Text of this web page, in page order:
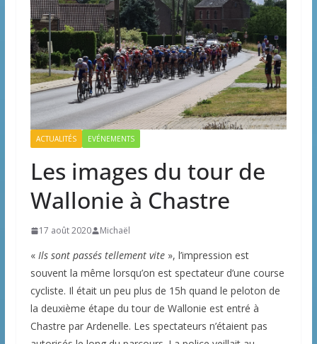
ACTUALITÉS EVÉNEMENTS
Les images du tour de
Wallonie à Chastre
17 août 2020 Michaël
« Ils sont passés tellement vite», l’impression est
souvent la même lorsqu’on est spectateur d’une course
cycliste. Il était un peu plus de 15h quand le peloton de
la deuxième étape du tour de Wallonie est entré à
Chastre par Ardenelle. Les spectateurs n’étaient pas